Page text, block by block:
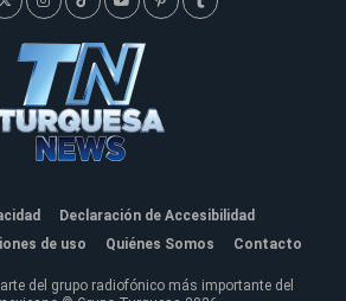
Declaración de Accesibilidad
de uso
Quiénes Somos Contacto
del grupo radiofónico más importante del